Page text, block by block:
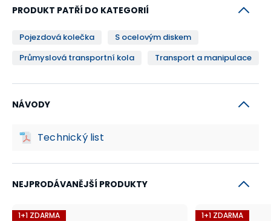
PRODUKT PATŘÍ DO KATEGORIÍ
Pojezdová kolečka
S ocelovým diskem
Průmyslová transportní kola
Transport a manipulace
NÁVODY
Technický list
NEJPRODÁVANĚJŠÍ PRODUKTY
1+1 ZDARMA 1+1 ZDARMA